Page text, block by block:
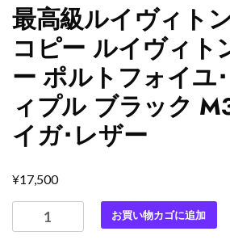
最高級ルイヴィト
コピー ルイヴィト
ー ポルトフォイユ
ィプル ブラック
イガ･レザー
¥17,500
高
お買い物カゴに追加